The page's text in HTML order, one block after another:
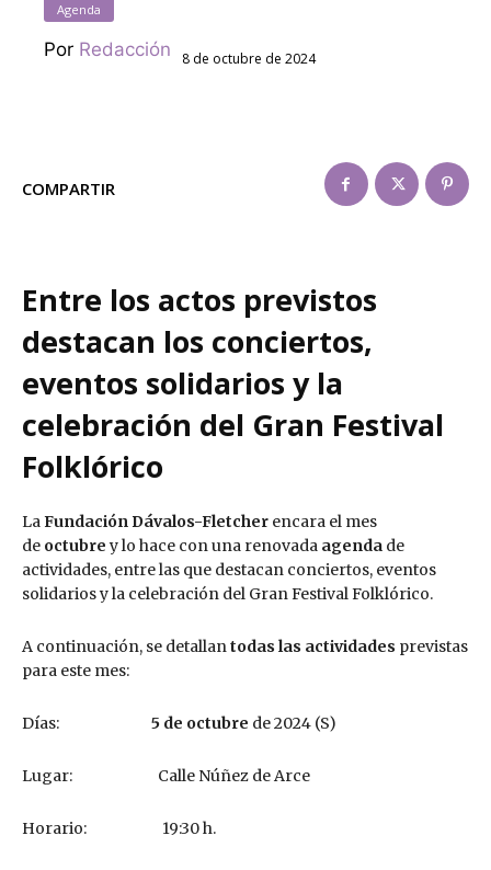
Agenda
Por Redacción 8 de octubre de 2024
COMPARTIR
Entre los actos previstos
destacan los conciertos,
eventos solidarios y la
celebración del Gran Festival
Folklórico
LaFundación Dávalos-Fletcher encara el mes
de octubrey lo hace con una renovada agenda de
actividades, entre las que destacan conciertos, eventos
solidarios y la celebración del Gran Festival Folklórico.
A continuación, se detallantodas las actividades previstas
para este mes:
Días: 5 de octubre de 2024 (S)
Lugar: Calle Núñez de Arce
Horario: 19:30 h.